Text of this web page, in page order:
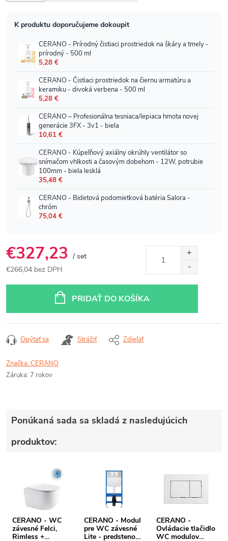
€327,23 / set
€266,04 bez DPH
PRIDAŤ DO KOŠÍKA
Opýtať sa Strážiť Zdieľať
Značka:CERANO
Záruka: 7 rokov
Ponúkaná sada sa skladá z nasledujúcich
produktov:
CERANO - WC
závesné Felci,
Rimless +
CERANO - Modul
pre WC závesné
Lite - predstenová
CERANO -
Ovládacie tlačidlo
WC modulov